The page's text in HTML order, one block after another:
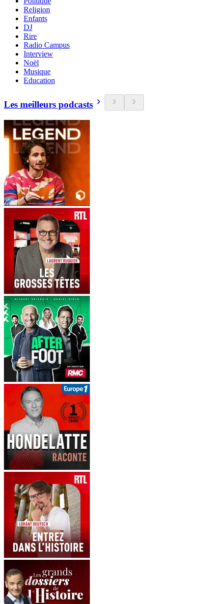
Religion
Enfants
DJ
Rire
Radio Campus
Interview
Noël
Musique
Education
Les meilleurs podcasts